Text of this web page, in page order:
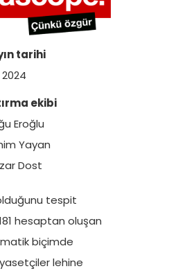
tarihi
2024
ekibi
Eroğlu
Yayan
Dost
tespit
hesaptan oluşan
biçimde
lehine